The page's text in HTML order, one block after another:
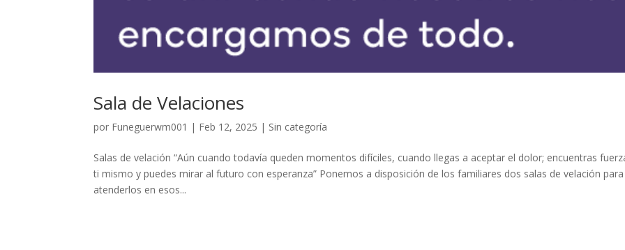
Sala de Velaciones
por Funeguerwm001 | Feb 12, 2025 | Sin categoría
Salas de velación “Aún cuando todavía queden momentos difíciles, cuando llegas a aceptar el dolor; encuentras
ti mismo y puedes mirar al futuro con esperanza” Ponemos a disposición de los familiares dos salas de velación para
atenderlos en esos...